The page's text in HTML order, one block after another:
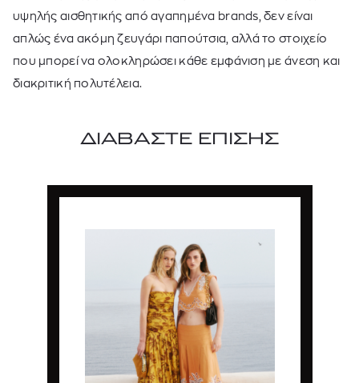
υψηλής αισθητικής από αγαπημένα brands, δεν είναι
απλώς ένα ακόμη ζευγάρι παπούτσια, αλλά το στοιχείο
που μπορεί να ολοκληρώσει κάθε εμφάνιση με άνεση και
διακριτική πολυτέλεια.
ΔΙΑΒΑΣΤΕ ΕΠΙΣΗΣ